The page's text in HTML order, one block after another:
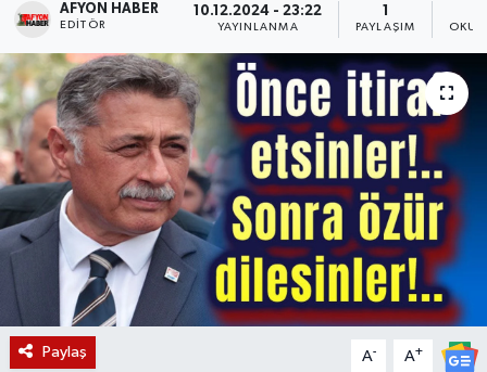
AFYON HABER
EDITÖR
10.12.2024 - 23:22
YAYINLANMA PAYLAŞIM
Paylaş A- A+